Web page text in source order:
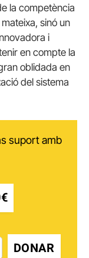
la competència
sinó un
i
en compte la
oblidada en
del sistema
suport amb
DONAR